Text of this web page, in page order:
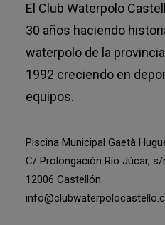
El Club Waterpolo
30 años haciendo
waterpolo de la
1992 creciendo en
equipos.
Piscina Municipal Gaetà
C/ Prolongación Río Júcar, s/
12006 Castellón